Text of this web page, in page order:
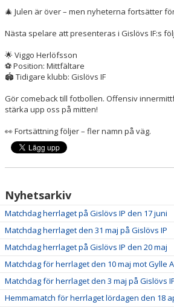
🎄 Julen är över – men nyheterna fortsätter
Nästa spelare att presenteras i Gislövs IF:s
🌟 Viggo Herlöfsson
⚽ Position: Mittfältare
🏟 Tidigare klubb: Gislövs IF
Gör comeback till fotbollen. Offensiv
stärka upp oss på mitten!
👀 Fortsättning följer – fler namn på väg.
Nyhetsarkiv
Matchdag herrlaget på Gislövs IP den 17 juni
Matchdag herrlaget den 31 maj på Gislövs IP
Matchdag herrlaget på Gislövs IP den 20 maj
Matchdag för herrlaget den 10 maj mot Gylle
Matchdag för herrlaget den 3 maj på Gislövs
Hemmamatch för herrlaget lördagen den 18